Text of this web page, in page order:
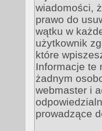
wiadomości,
prawo do
wątku w
użytkownik
które
Informacje te
żadnym
webmaster i
prowadzące